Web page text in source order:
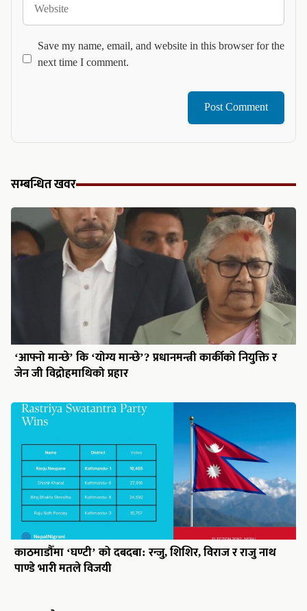
Save my name, email, and website in this browser for the
next time I comment.
सम्बन्धित खवर
‘आफ्नो मान्छे’ कि ‘योग्य मान्छे’? प्रधानमन्त्री कार्कीको नियुक्ति र
जेन जी विद्रोहमाथिको प्रहार
काठमाडौँमा ‘घण्टी’ को दबदबा: रन्जु, शिशिर, विराज र राजु नाथ
पाण्डे भारी मतले विजयी